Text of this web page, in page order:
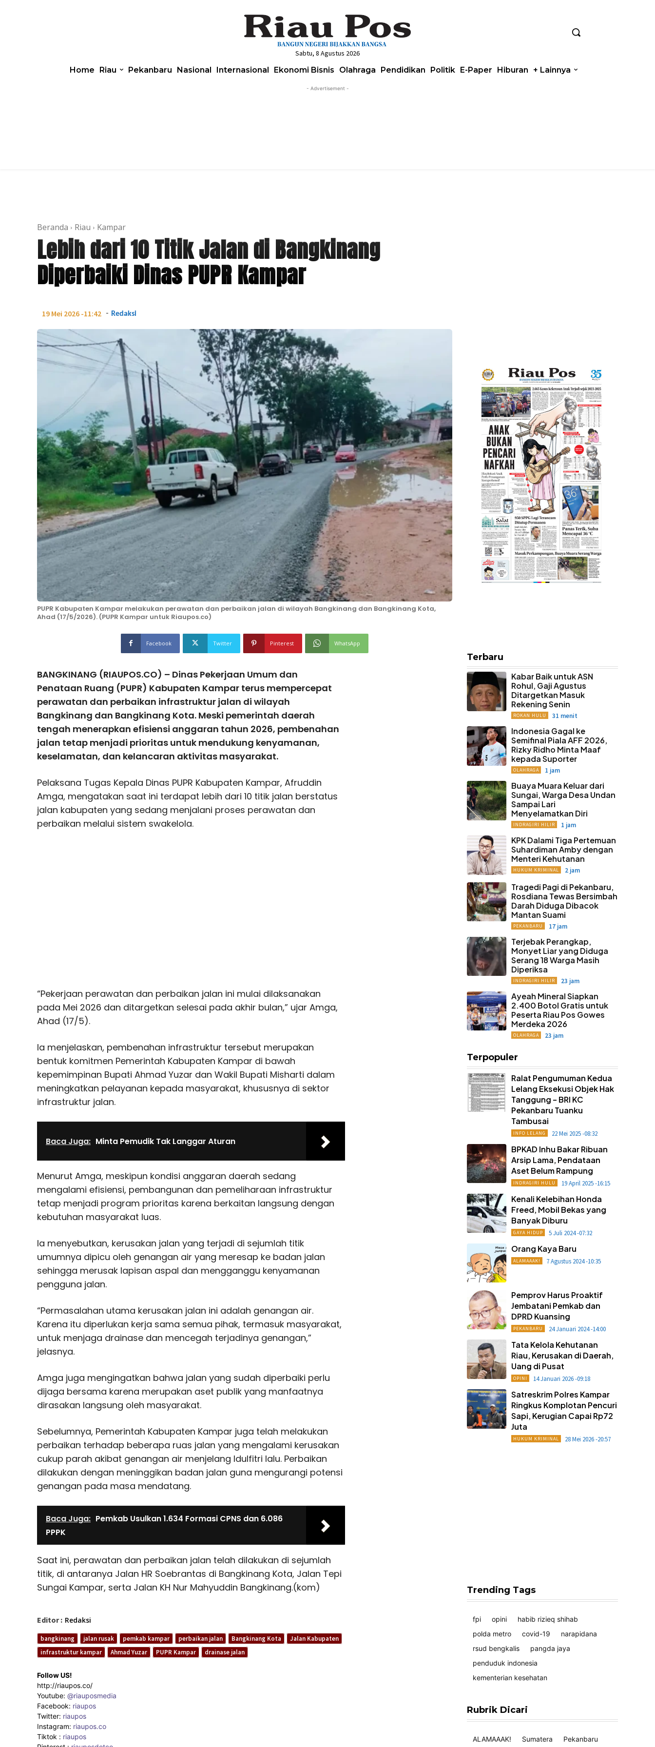
Sabtu, 8 Agustus 2026
Home Riau Pekanbaru Nasional Internasional Ekonomi Bisnis Olahraga Pendidikan Politik E-Paper Hiburan + Lainnya
- Advertisement -
Beranda Riau Kampar
Lebih dari 10 Titik Jalan di Bangkinang
Diperbaiki Dinas PUPR Kampar
19 Mei 2026 -11:42 - Redaksi
PUPR Kabupaten Kampar melakukan perawatan dan perbaikan jalan di wilayah Bangkinang dan Bangkinang Kota,
Ahad (17/5/2026). (PUPR Kampar untuk Riaupos.co)
Facebook Twitter Pinterest WhatsApp
BANGKINANG (RIAUPOS.CO) – Dinas Pekerjaan Umum dan
Penataan Ruang (PUPR) Kabupaten Kampar terus mempercepat
perawatan dan perbaikan infrastruktur jalan di wilayah
Bangkinang dan Bangkinang Kota. Meski pemerintah daerah
tengah menerapkan efisiensi anggaran tahun 2026, pembenahan
jalan tetap menjadi prioritas untuk mendukung kenyamanan,
keselamatan, dan kelancaran aktivitas masyarakat.
Pelaksana Tugas Kepala Dinas PUPR Kabupaten Kampar, Afruddin
Amga, mengatakan saat ini terdapat lebih dari 10 titik jalan berstatus
jalan kabupaten yang sedang menjalani proses perawatan dan
perbaikan melalui sistem swakelola.
“Pekerjaan perawatan dan perbaikan jalan ini mulai dilaksanakan
pada Mei 2026 dan ditargetkan selesai pada akhir bulan,” ujar Amga,
Ahad (17/5).
Ia menjelaskan, pembenahan infrastruktur tersebut merupakan
bentuk komitmen Pemerintah Kabupaten Kampar di bawah
kepemimpinan Bupati Ahmad Yuzar dan Wakil Bupati Misharti dalam
meningkatkan pelayanan kepada masyarakat, khususnya di sektor
infrastruktur jalan.
Baca Juga: Minta Pemudik Tak Langgar Aturan
Menurut Amga, meskipun kondisi anggaran daerah sedang
mengalami efisiensi, pembangunan dan pemeliharaan infrastruktur
tetap menjadi program prioritas karena berkaitan langsung dengan
kebutuhan masyarakat luas.
Ia menyebutkan, kerusakan jalan yang terjadi di sejumlah titik
umumnya dipicu oleh genangan air yang meresap ke badan jalan
sehingga merusak lapisan aspal dan mengganggu kenyamanan
pengguna jalan.
“Permasalahan utama kerusakan jalan ini adalah genangan air.
Karena itu diperlukan kerja sama semua pihak, termasuk masyarakat,
untuk menjaga drainase dan mencegah terjadinya genangan,”
jelasnya.
Amga juga mengingatkan bahwa jalan yang sudah diperbaiki perlu
dijaga bersama karena merupakan aset publik yang manfaatnya
dirasakan langsung oleh masyarakat.
Sebelumnya, Pemerintah Kabupaten Kampar juga telah melakukan
perbaikan terhadap beberapa ruas jalan yang mengalami kerusakan
cukup parah akibat genangan air menjelang Idulfitri lalu. Perbaikan
dilakukan dengan meninggikan badan jalan guna mengurangi potensi
genangan pada masa mendatang.
Baca Juga: Pemkab Usulkan 1.634 Formasi CPNS dan 6.086
PPPK
Saat ini, perawatan dan perbaikan jalan telah dilakukan di sejumlah
titik, di antaranya Jalan HR Soebrantas di Bangkinang Kota, Jalan Tepi
Sungai Kampar, serta Jalan KH Nur Mahyuddin Bangkinang.(kom)
Editor : Redaksi
bangkinang jalan rusak pemkab kampar perbaikan jalan Bangkinang Kota
Jalan Kabupaten
infrastruktur kampar
Ahmad Yuzar PUPR Kampar drainase jalan
Follow US!
http://riaupos.co/
Youtube: @riauposmedia
Facebook: riaupos
Twitter: riaupos
Instagram: riaupos.co
Tiktok : riaupos
Terbaru
Kabar Baik untuk ASN
Rohul, Gaji Agustus
Ditargetkan Masuk
Rekening Senin
ROKAN HULU 31 menit
Indonesia Gagal ke
Semifinal Piala AFF 2026,
Rizky Ridho Minta Maaf
kepada Suporter
OLAHRAGA 1 jam
Buaya Muara Keluar dari
Sungai, Warga Desa Undan
Sampai Lari
Menyelamatkan Diri
INDRAGIRI HILIR 1 jam
KPK Dalami Tiga Pertemuan
Suhardiman Amby dengan
Menteri Kehutanan
HUKUM KRIMINAL 2 jam
Tragedi Pagi di Pekanbaru,
Rosdiana Tewas Bersimbah
Darah Diduga Dibacok
Mantan Suami
PEKANBARU 17 jam
Terjebak Perangkap,
Monyet Liar yang Diduga
Serang 18 Warga Masih
Diperiksa
INDRAGIRI HILIR 23 jam
Ayeah Mineral Siapkan
2.400 Botol Gratis untuk
Peserta Riau Pos Gowes
Merdeka 2026
OLAHRAGA 23 jam
Terpopuler
Ralat Pengumuman Kedua
Lelang Eksekusi Objek Hak
Tanggung – BRI KC
Pekanbaru Tuanku
Tambusai
INFO LELANG 22 Mei 2025 -08:32
BPKAD Inhu Bakar Ribuan
Arsip Lama, Pendataan
Aset Belum Rampung
INDRAGIRI HULU 19 April 2025 -16:15
Kenali Kelebihan Honda
Freed, Mobil Bekas yang
Banyak Diburu
GAYA HIDUP 5 Juli 2024 -07:32
Orang Kaya Baru
ALAMAAAK! 7 Agustus 2024 -10:35
Pemprov Harus Proaktif
Jembatani Pemkab dan
DPRD Kuansing
PEKANBARU 24 Januari 2024 -14:00
Tata Kelola Kehutanan
Riau, Kerusakan di Daerah,
Uang di Pusat
OPINI 14 Januari 2026 -09:18
Satreskrim Polres Kampar
Ringkus Komplotan Pencuri
Sapi, Kerugian Capai Rp72
Juta
HUKUM KRIMINAL 28 Mei 2026 -20:57
Trending Tags
fpi opini
habib rizieq shihab
polda metro
covid-19
narapidana
rsud bengkalis
pangda jaya
penduduk indonesia
kementerian kesehatan
Rubrik Dicari
ALAMAAAK! Sumatera Pekanbaru